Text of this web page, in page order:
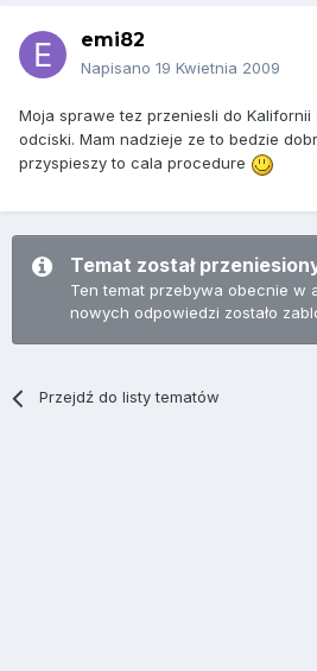
emi82
Napisano 19 Kwietnia 2009
Moja sprawe tez przeniesli do
odciski. Mam nadzieje ze to bedzie
przyspieszy to cala procedure
Temat został
Ten temat przebywa obecnie w
nowych odpowiedzi zostało
Przejdź do listy tematów